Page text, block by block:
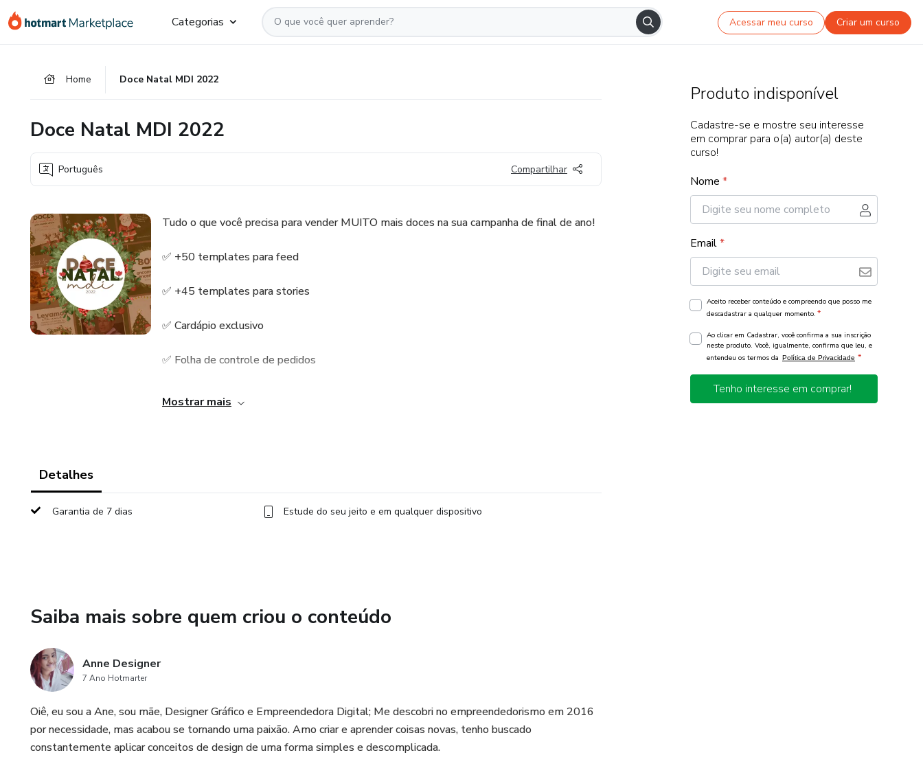
para
para
para
Categorias Acessar meu curso Criar um curso
Home Doce Natal MDI 2022
Doce Natal MDI 2022
Português Compartilhar
Tudo o que você precisa para vender MUITO mais doces na sua campanha de final de ano!
✅ +50 templates para feed
✅ +45 templates para stories
✅ Cardápio exclusivo
✅ Folha de controle de pedidos
✅ Tag/Adesivo
✅ Cartão de agradecimento
Mostrar mais
Detalhes
Garantia de 7 dias Estude do seu jeito e em qualquer dispositivo
Saiba mais sobre quem criou o conteúdo
Anne Designer
7 Ano Hotmarter
Oiê, eu sou a Ane, sou mãe, Designer Gráfico e Empreendedora Digital; Me descobri no empreendedorismo em 2016
por necessidade, mas acabou se tornando uma paixão.⁣ Amo criar e aprender coisas novas, tenho buscado
constantemente aplicar conceitos de design de uma forma simples e descomplicada.
Produto indisponível
Cadastre-se e mostre seu interesse
em comprar para o(a) autor(a) deste
curso!
Nome *
Email*
Aceito receber conteúdo e compreendo que posso me
descadastrar a qualquer momento. *
Ao clicar em Cadastrar, você confirma a sua inscrição
neste produto. Você, igualmente, confirma que leu, e
entendeu os termos da Política de Privacidade *
Tenho interesse em comprar!